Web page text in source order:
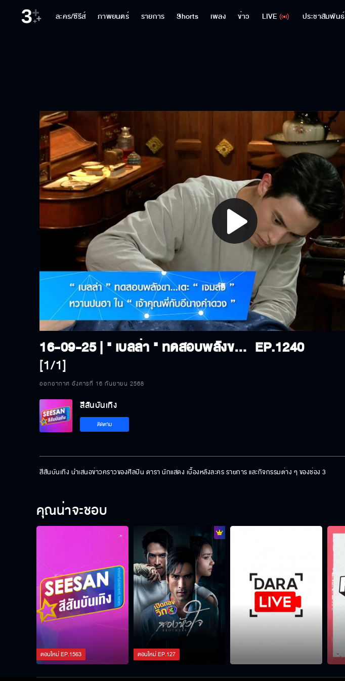
ละคร/ซีรีส์ ภาพยนตร์ รายการ Shorts เพลง ข่าว LIVE ประชาสัมพันธ์
Play
Video
16-09-25 | " เบลล่า " ทดสอบพลังขา...เตะ " เจมส์จิ " ใน " เจ้าคุณพี่กับอีนางคำดวง " EP.1240
[1/1]
ออกอากาศ อังคารที่ 16 กันยายน 2568
สีสันบันเทิง
ติดตาม
สีสันบันเทิง นำเสนอข่าวคราวของศิลปิน ดารา นักแสดง เบื้องหลังละคร รายการ และกิจกรรมต่าง ๆ ของช่อง 3
คุณน่าจะชอบ
ตอนใหม่EP.1563 ตอนใหม่EP.127